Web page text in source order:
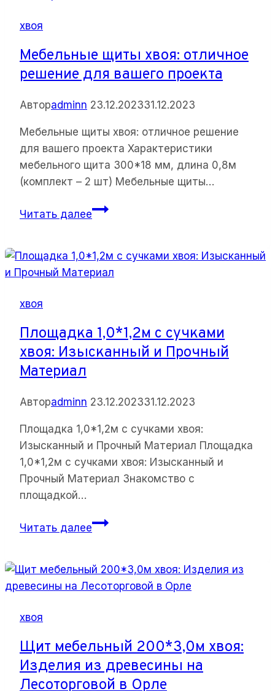
дерева
на
в
Орле
хвоя
Мебельные щиты хвоя: отличное
решение для вашего проекта
Авторadminn 23.12.202331.12.2023
Мебельные щиты хвоя: отличное решение
для вашего проекта Характеристики
мебельного щита 300*18 мм, длина 0,8м
(комплект – 2 шт) Мебельные щиты…
Читать далееМебельные
отличное
решение
проекта
хвоя
Площадка 1,0*1,2м с сучками
хвоя: Изысканный и Прочный
Материал
Авторadminn 23.12.202331.12.2023
Площадка 1,0*1,2м с сучками хвоя:
Изысканный и Прочный Материал Площадка
1,0*1,2м с сучками хвоя: Изысканный и
Прочный Материал Знакомство с
площадкой…
Читать далееПлощадка
сучками
хвоя:
Прочный
Материал
хвоя
Щит мебельный 200*3,0м хвоя:
Изделия из древесины на
Лесоторговой в Орле